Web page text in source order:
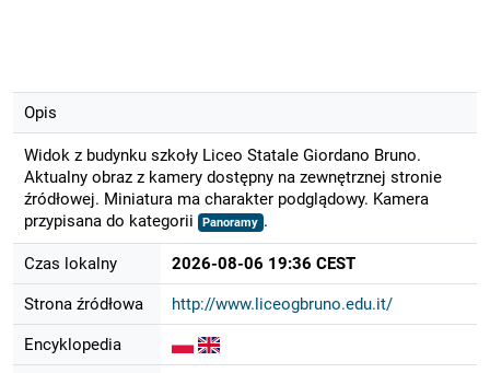
Opis
Widok z budynku szkoły Liceo Statale Giordano Bruno.
Aktualny obraz z kamery dostępny na zewnętrznej stronie
źródłowej. Miniatura ma charakter podglądowy. Kamera
przypisana do kategorii
Panoramy .
Czas lokalny 2026-08-06 19:36 CEST
Strona źródłowa http://www.liceogbruno.edu.it/
Encyklopedia